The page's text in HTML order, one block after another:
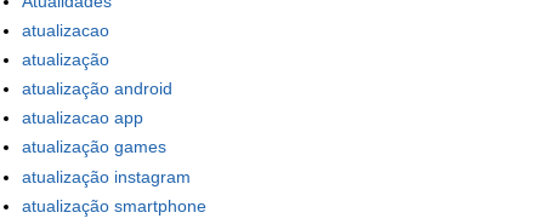
atualizacao
atualização
atualização android
atualizacao app
atualização games
atualização instagram
atualização smartphone